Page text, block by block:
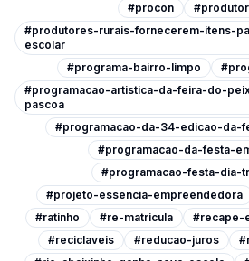
#procon
#produtores-rurais-fornecerem-itens-
escolar
#programa-bairro-limpo
#programacao-artistica-da-feira-do-
pascoa
#programacao-da-34-edicao-da-
#programacao-da-festa-
#programacao-festa-dia-
#projeto-essencia-empreendedora
#ratinho
#re-matricula
#recape-
#reciclaveis
#reducao-juros